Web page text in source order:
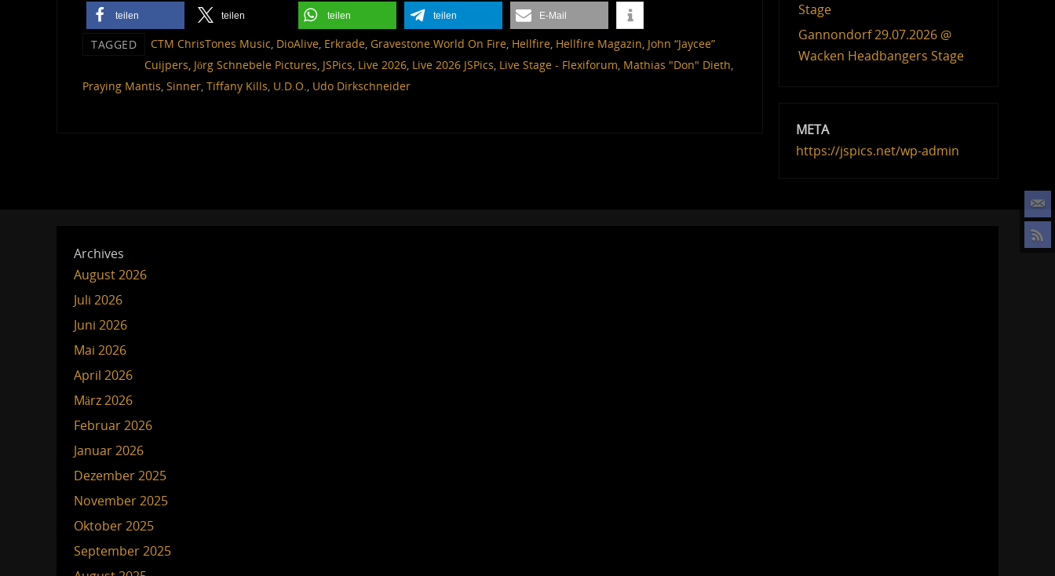
teilen teilen teilen teilen E-Mail
TAGGED CTM ChrisTones Music, DioAlive, Erkrade, Gravestone.World On Fire, Hellfire, Hellfire Magazin, John “Jaycee”
Cuijpers, Jörg Schnebele Pictures, JSPics, Live 2026, Live 2026 JSPics, Live Stage - Flexiforum, Mathias "Don" Dieth,
Praying Mantis, Sinner, Tiffany Kills, U.D.O., Udo Dirkschneider
Stage
Gannondorf 29.07.2026 @
Wacken Headbangers Stage
META
https://jspics.net/wp-admin
Archives
August 2026
Juli 2026
Juni 2026
Mai 2026
April 2026
März 2026
Februar 2026
Januar 2026
Dezember 2025
November 2025
Oktober 2025
September 2025